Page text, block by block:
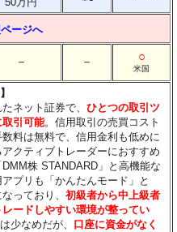
ージへ
－ － ○
米国
ネット証券で、ひとつの取引ツ
取引可能。信用取引の売買コスト
料は無料で、信用金利も低めに
クティブトレーダーにおすすめ
株 STANDARD」と高機能な
プリも「かんたんモード」と
なっており、初級者から中上級者
ードしやすい環境が整ってい
少なめだが、 口座に資金がなく